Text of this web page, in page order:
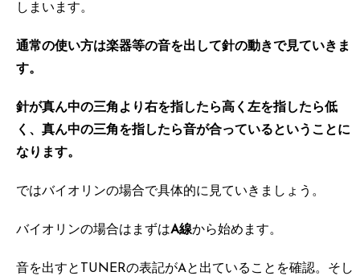
しまいます。
通常の使い方は楽器等の音を出して針の動きで見ていきま
す。
針が真ん中の三角より右を指したら高く左を指したら低
く、真ん中の三角を指したら音が合っているということに
なります。
ではバイオリンの場合で具体的に見ていきましょう。
バイオリンの場合はまずはA線から始めます。
音を出すとTUNERの表記がAと出ていることを確認。そし